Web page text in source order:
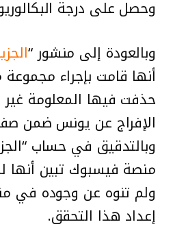
وحصل على درجة
وبالعودة إلى منشور “
أنها قامت بإجراء مجموعة
حذفت فيها المعلومة
وبالتدقيق في حساب
منصة فيسبوك تبين أنها
ولم تنوه عن وجوده في
إعداد هذا التحقق.